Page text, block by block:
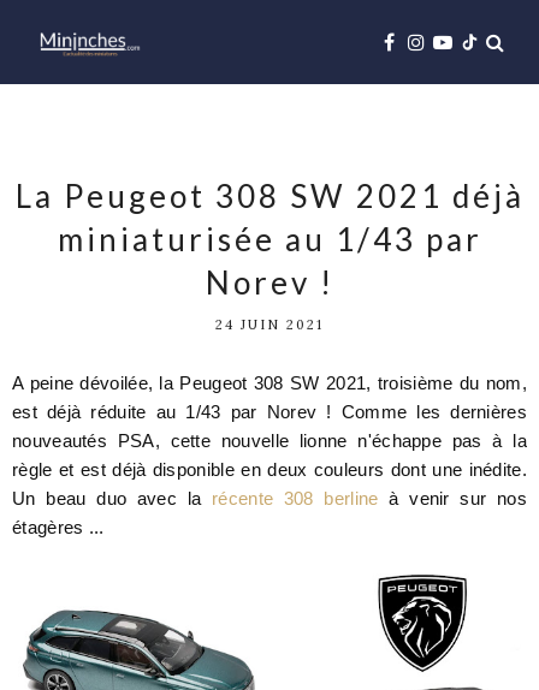
La Peugeot 308 SW 2021 déjà
miniaturisée au 1/43 par
Norev !
24 JUIN 2021
A peine dévoilée, la Peugeot 308 SW 2021, troisième du nom,
est déjà réduite au 1/43 par Norev ! Comme les dernières
nouveautés PSA, cette nouvelle lionne n'échappe pas à la
règle et est déjà disponible en deux couleurs dont une inédite.
Un beau duo avec la récente 308 berline à venir sur nos
étagères ...